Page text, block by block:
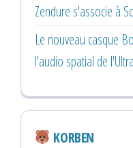
Zendure s'associe à
Le nouveau casque
l'audio spatial de l'Ultra
KORBEN